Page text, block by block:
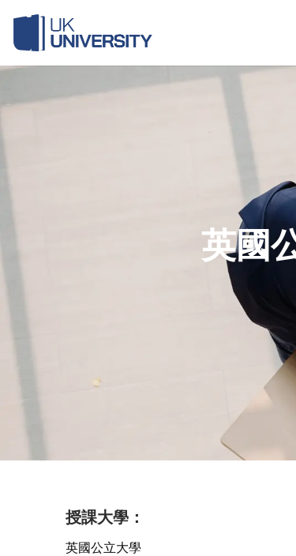
content
英國
授課大學：
英國公立大學